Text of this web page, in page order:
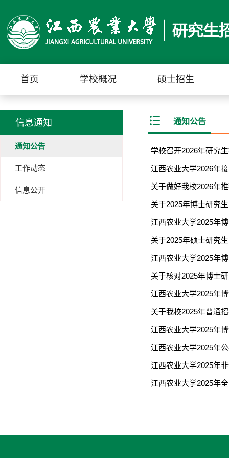
首页 学校概况 硕士招生
信息通知
通知公告
工作动态
信息公开
通知公告
学校召开2026年研究
江西农业大学2026年
关于做好我校2026年
关于2025年博士研究
江西农业大学2025年
关于2025年硕士研究
江西农业大学2025年
关于核对2025年博士
江西农业大学2025年
关于我校2025年普通
江西农业大学2025年
江西农业大学2025年
江西农业大学2025年
江西农业大学2025年